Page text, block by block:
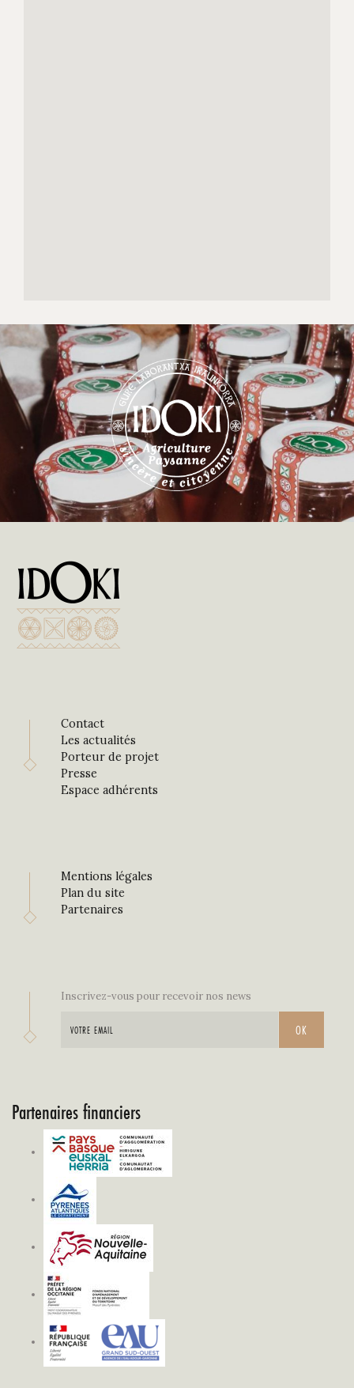
Contact
Les actualités
Porteur de projet
Presse
Espace adhérents
Mentions légales
Plan du site
Partenaires
Inscrivez-vous pour recevoir nos news
Partenaires financiers